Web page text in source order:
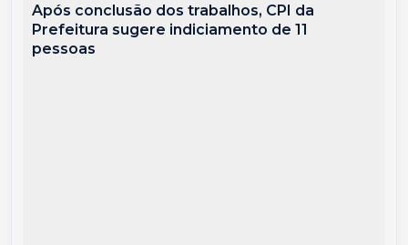
Após conclusão dos trabalhos, CPI da
Prefeitura sugere indiciamento de 11
pessoas